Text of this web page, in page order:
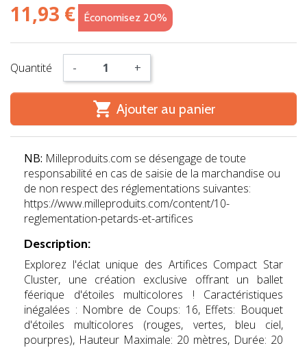
11,93 € Économisez 20%
Quantité - +
 Ajouter au panier
NB: Milleproduits.com se désengage de toute
responsabilité en cas de saisie de la marchandise ou
de non respect des réglementations suivantes:
https://www.milleproduits.com/content/10-
reglementation-petards-et-artifices
Description:
Explorez l'éclat unique des Artifices Compact Star
Cluster, une création exclusive offrant un ballet
féerique d'étoiles multicolores ! Caractéristiques
inégalées : Nombre de Coups: 16, Effets: Bouquet
d'étoiles multicolores (rouges, vertes, bleu ciel,
pourpres), Hauteur Maximale: 20 mètres, Durée: 20